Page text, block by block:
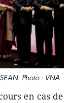
Photo : VNA
en cas de